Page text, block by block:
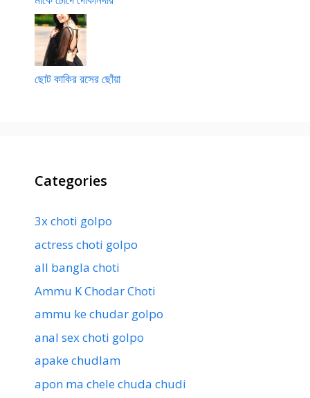
ছোট কাকির রসের ছোঁয়া
Categories
3x choti golpo
actress choti golpo
all bangla choti
Ammu K Chodar Choti
ammu ke chudar golpo
anal sex choti golpo
apake chudlam
apon ma chele chuda chudi